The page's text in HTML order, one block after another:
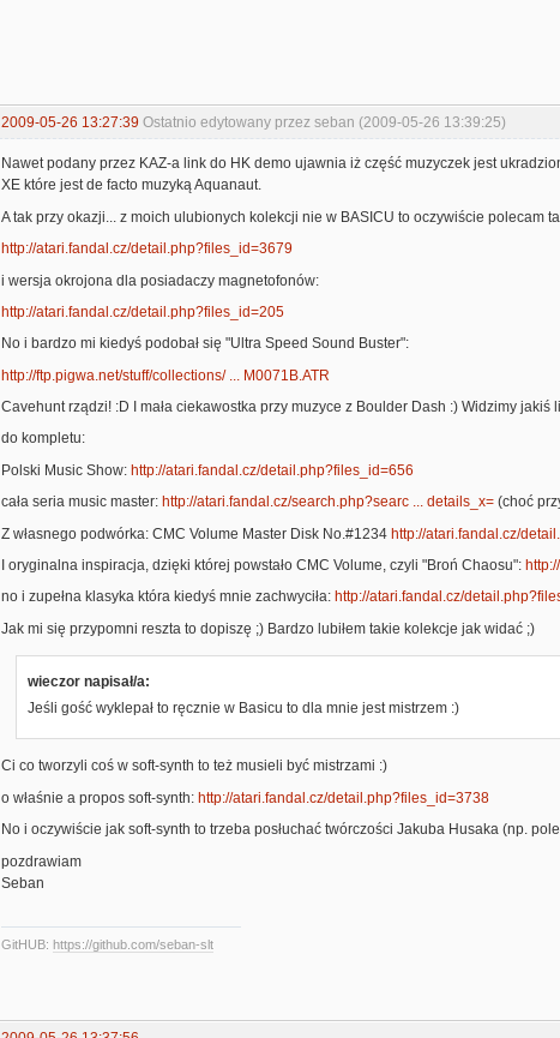
2009-05-26 13:27:39 Ostatnio edytowany przez seban (2009-05-26 13:39:25)
Nawet podany przez KAZ-a link do HK demo ujawnia iż część muzyczek jest
XE które jest de facto muzyką Aquanaut.
A tak przy okazji... z moich ulubionych kolekcji nie w BASICU to oczywiście polecam
http://atari.fandal.cz/detail.php?files_id=3679
i wersja okrojona dla posiadaczy magnetofonów:
http://atari.fandal.cz/detail.php?files_id=205
No i bardzo mi kiedyś podobał się "Ultra Speed Sound Buster":
http://ftp.pigwa.net/stuff/collections/ ... M0071B.ATR
Cavehunt rządzi! :D I mała ciekawostka przy muzyce z Boulder Dash :) Widzimy
do kompletu:
Polski Music Show: http://atari.fandal.cz/detail.php?files_id=656
cała seria music master: http://atari.fandal.cz/search.php?searc ... details_x= (choć
Z własnego podwórka: CMC Volume Master Disk No.#1234 http://atari.fandal.cz/
I oryginalna inspiracja, dzięki której powstało CMC Volume, czyli "Broń Chaosu":
no i zupełna klasyka która kiedyś mnie zachwyciła: http://atari.fandal.cz/
Jak mi się przypomni reszta to dopiszę ;) Bardzo lubiłem takie kolekcje jak widać ;)
wieczor napisał/a:
Jeśli gość wyklepał to ręcznie w Basicu to dla mnie jest mistrzem :)
Ci co tworzyli coś w soft-synth to też musieli być mistrzami :)
o właśnie a propos soft-synth: http://atari.fandal.cz/detail.php?files_id=3738
No i oczywiście jak soft-synth to trzeba posłuchać twórczości Jakuba Husaka (np.
pozdrawiam
Seban
GitHUB: https://github.com/seban-slt